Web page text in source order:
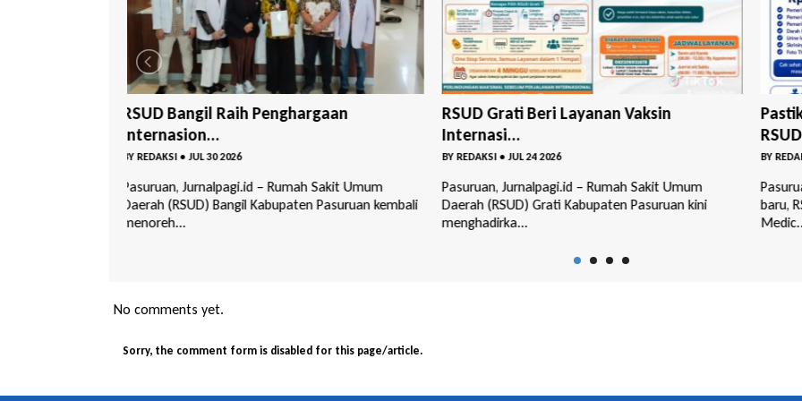
RSUD Grati Beri Layanan Vaksin
Internasi...
BYREDAKSI •JUL 24 2026
Pasuruan, Jurnalpagi.id – Rumah Sakit Umum
Daerah (RSUD) Grati Kabupaten Pasuruan kini
menghadirka...
Pastikan Anak Sehat Masuk Sekolah,
RSUD ...
BYREDAKSI •JUL 01 2026
Pasuruan, Jurnalpagi.id – Menyambut tahun ajaran
baru, RSUD Bangil meluncurkan program Paket
Medic...
2025
BY
No comments yet.
Sorry, the comment form is disabled for this page/article.